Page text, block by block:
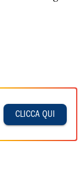
CLICCA QUI